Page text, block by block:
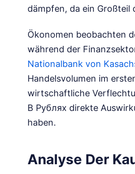
dämpfen, da ein Großteil
Ökonomen beobachten
während der
Nationalbank von
Handelsvolumen im
wirtschaftliche
В Рублях direkte
haben.
Analyse Der